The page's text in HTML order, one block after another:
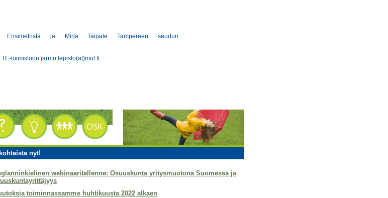
Ensimetristä ja Mirja Taipale Tampereen seudun
toimistoon jarmo.lepisto(at)mol.fi
nyt!
webinaaritallenne: Osuuskunta yritysmuotona Suomessa ja
toiminnassamme huhtikuusta 2022 alkaen